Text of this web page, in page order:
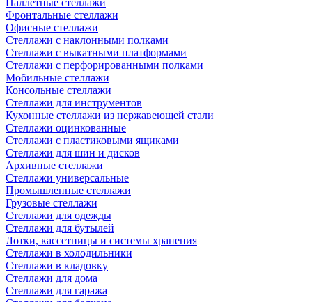
Паллетные стеллажи
Фронтальные стеллажи
Офисные стеллажи
Стеллажи с наклонными полками
Стеллажи с выкатными платформами
Стеллажи с перфорированными полками
Мобильные стеллажи
Консольные стеллажи
Стеллажи для инструментов
Кухонные стеллажи из нержавеющей стали
Стеллажи оцинкованные
Стеллажи с пластиковыми ящиками
Стеллажи для шин и дисков
Архивные стеллажи
Стеллажи универсальные
Промышленные стеллажи
Грузовые стеллажи
Стеллажи для одежды
Стеллажи для бутылей
Лотки, кассетницы и системы хранения
Стеллажи в холодильники
Стеллажи в кладовку
Стеллажи для дома
Стеллажи для гаража